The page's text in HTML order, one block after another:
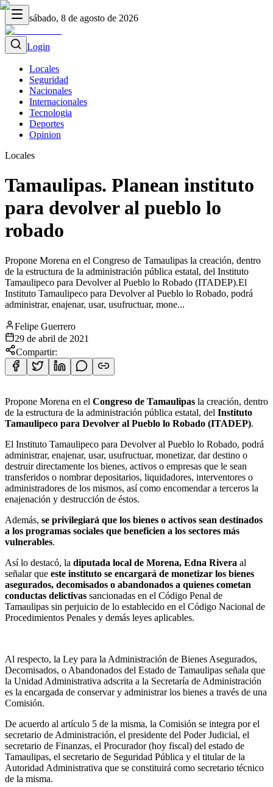
sábado, 8 de agosto de 2026
Login
Locales
Seguridad
Nacionales
Internacionales
Tecnologia
Deportes
Opinion
Locales
Tamaulipas. Planean instituto
para devolver al pueblo lo
robado
Propone Morena en el Congreso de Tamaulipas la creación, dentro
de la estructura de la administración pública estatal, del Instituto
Tamaulipeco para Devolver al Pueblo lo Robado (ITADEP).El
Instituto Tamaulipeco para Devolver al Pueblo lo Robado, podrá
administrar, enajenar, usar, usufructuar, mone...
Felipe Guerrero
29 de abril de 2021
Compartir:
Propone Morena en el Congreso de Tamaulipas la creación, dentro
de la estructura de la administración pública estatal, del Instituto
Tamaulipeco para Devolver al Pueblo lo Robado (ITADEP).
El Instituto Tamaulipeco para Devolver al Pueblo lo Robado, podrá
administrar, enajenar, usar, usufructuar, monetizar, dar destino o
destruir directamente los bienes, activos o empresas que le sean
transferidos o nombrar depositarios, liquidadores, interventores o
administradores de los mismos, así como encomendar a terceros la
enajenación y destrucción de éstos.
Además, se privilegiará que los bienes o activos sean destinados
a los programas sociales que beneficien a los sectores más
vulnerables.
Así lo destacó, la diputada local de Morena, Edna Rivera al
señalar que este instituto se encargará de monetizar los bienes
asegurados, decomisados o abandonados a quienes cometan
conductas delictivas sancionadas en el Código Penal de
Tamaulipas sin perjuicio de lo establecido en el Código Nacional de
Procedimientos Penales y demás leyes aplicables.
Al respecto, la Ley para la Administración de Bienes Asegurados,
Decomisados, o Abandonados del Estado de Tamaulipas señala que
la Unidad Administrativa adscrita a la Secretaría de Administración
es la encargada de conservar y administrar los bienes a través de una
Comisión.
De acuerdo al artículo 5 de la misma, la Comisión se integra por el
secretario de Administración, el presidente del Poder Judicial, el
secretario de Finanzas, el Procurador (hoy fiscal) del estado de
Tamaulipas, el secretario de Seguridad Pública y el titular de la
Autoridad Administrativa que se constituirá como secretario técnico
de la misma.